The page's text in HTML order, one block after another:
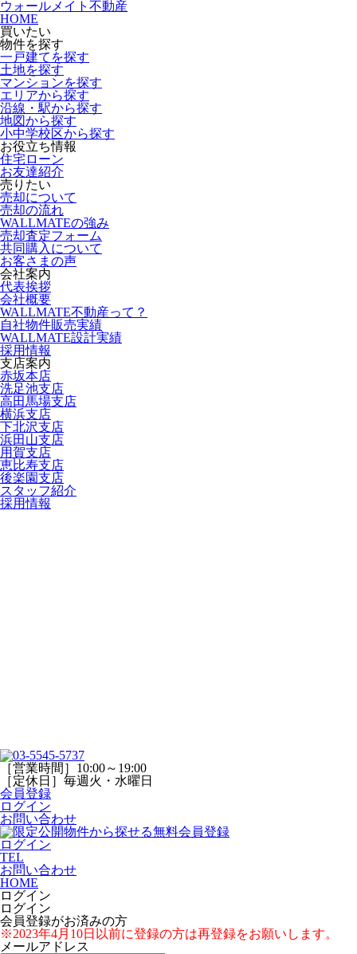
ウォールメイト不動産
HOME
買いたい
物件を探す
一戸建てを探す
土地を探す
マンションを探す
エリアから探す
沿線・駅から探す
地図から探す
小中学校区から探す
お役立ち情報
住宅ローン
お友達紹介
売りたい
売却について
売却の流れ
WALLMATEの強み
売却査定フォーム
共同購入について
お客さまの声
会社案内
代表挨拶
会社概要
WALLMATE不動産って？
自社物件販売実績
WALLMATE設計実績
採用情報
支店案内
赤坂本店
洗足池支店
高田馬場支店
横浜支店
下北沢支店
浜田山支店
用賀支店
恵比寿支店
後楽園支店
スタッフ紹介
採用情報
［営業時間］10:00～19:00
［定休日］毎週火・水曜日
会員登録
ログイン
お問い合わせ
ログイン
TEL
お問い合わせ
HOME
ログイン
ログイン
会員登録がお済みの方
※2023年4月10日以前に登録の方は再登録をお願いします。
メールアドレス